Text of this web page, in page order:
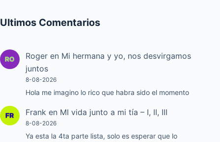
Ultimos Comentarios
Roger en Mi hermana y yo, nos desvirgamos
juntos
8-08-2026
Hola me imagino lo rico que habra sido el momento
Frank en MI vida junto a mi tía – I, II, III
8-08-2026
Ya esta la 4ta parte lista, solo es esperar que lo